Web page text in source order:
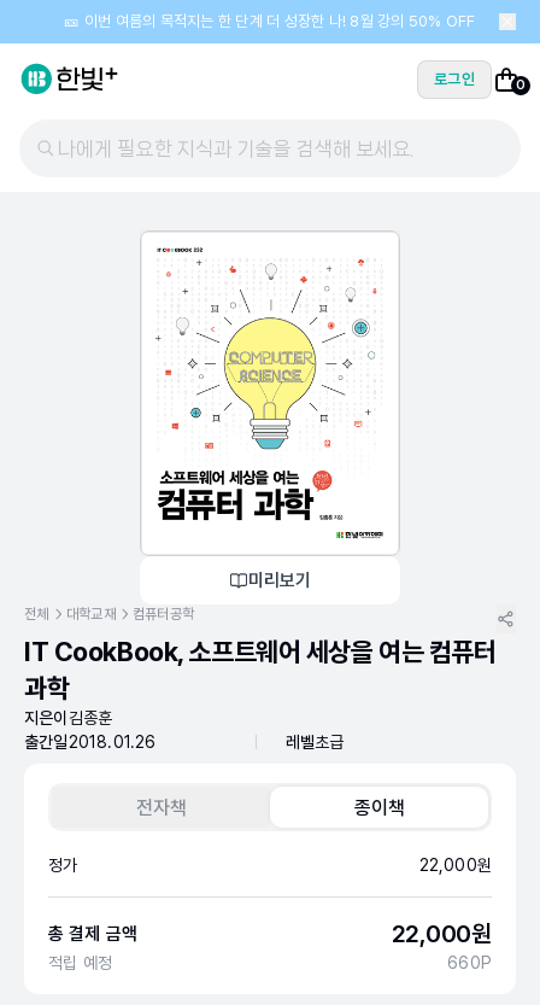
🎫 이번 여름의 목적지는 한 단계 더 성장한 나! 8월 강의 50% OFF
로그인 0
나에게 필요한 지식과 기술을 검색해 보세요.
미리보기
전체 대학교재 컴퓨터공학
IT CookBook, 소프트웨어 세상을 여는 컴퓨터
과학
지은이 김종훈
출간일2018.01.26 레벨초급
전자책 종이책
정가 22,000원
총 결제 금액 22,000원
적립 예정 660P